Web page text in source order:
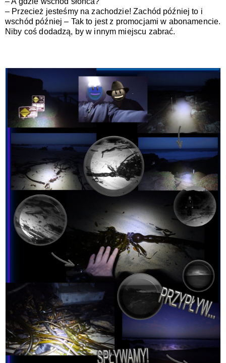
– Przecież jesteśmy na zachodzie! Zachód później to i
wschód później – Tak to jest z promocjami w abonamencie.
Niby coś dodadzą, by w innym miejscu zabrać.